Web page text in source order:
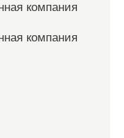
компания
компания